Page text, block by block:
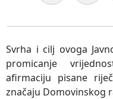
Svrha i cilj ovoga
promicanje
afirmaciju pisane
značaju Domovinskog